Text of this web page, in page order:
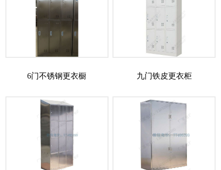
6门不锈钢更衣橱 九门铁皮更衣柜